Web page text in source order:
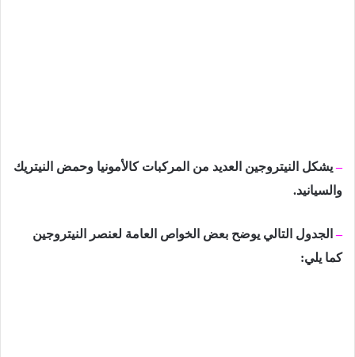
–يشكل النيتروجين العديد من المركبات كالأمونيا وحمض النيتريك
والسيانيد.
– الجدول التالي يوضح بعض الخواص العامة لعنصر النيتروجين
كما يلي: